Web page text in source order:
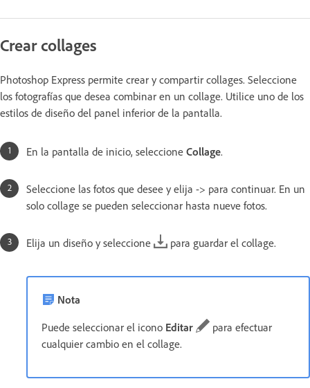
Crear collages
Photoshop Express permite crear y compartir collages. Seleccione
los fotografías que desea combinar en un collage. Utilice uno de los
estilos de diseño del panel inferior de la pantalla.
En la pantalla de inicio, seleccione Collage.
Seleccione las fotos que desee y elija -> para continuar. En un
solo collage se pueden seleccionar hasta nueve fotos.
Elija un diseño y seleccione para guardar el collage.
Nota
Puede seleccionar el icono Editar
para efectuar
cualquier cambio en el collage.